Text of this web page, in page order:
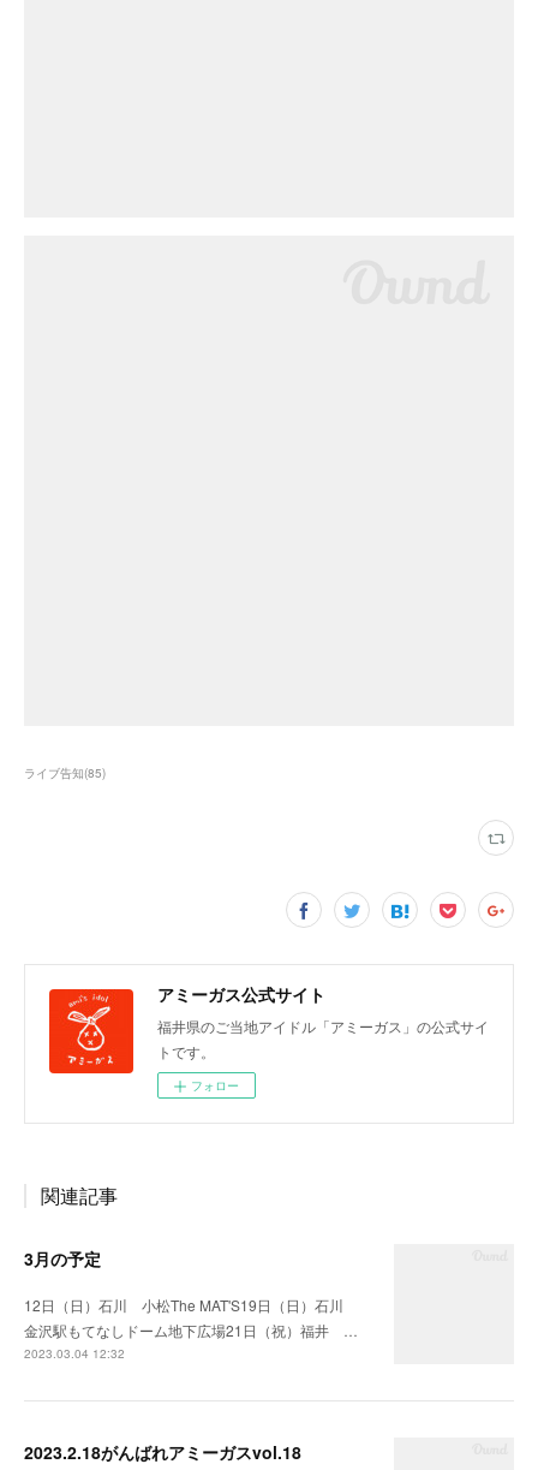
ライブ告知(85)
アミーガス公式サイト
福井県のご当地アイドル「アミーガス」の公式サイ
トです。
フォロー
関連記事
3月の予定
12日（日）石川 小松The MAT'S19日（日）石川
金沢駅もてなしドーム地下広場21日（祝）福井 …
2023.03.04 12:32
2023.2.18がんばれアミーガスvol.18